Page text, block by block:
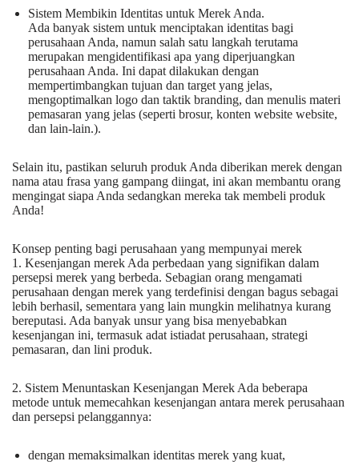
Sistem Membikin Identitas untuk Merek Anda.
Ada banyak sistem untuk menciptakan identitas bagi
perusahaan Anda, namun salah satu langkah terutama
merupakan mengidentifikasi apa yang diperjuangkan
perusahaan Anda. Ini dapat dilakukan dengan
mempertimbangkan tujuan dan target yang jelas,
mengoptimalkan logo dan taktik branding, dan menulis materi
pemasaran yang jelas (seperti brosur, konten website website,
dan lain-lain.).
Selain itu, pastikan seluruh produk Anda diberikan merek dengan
nama atau frasa yang gampang diingat, ini akan membantu orang
mengingat siapa Anda sedangkan mereka tak membeli produk
Anda!
Konsep penting bagi perusahaan yang mempunyai merek
1. Kesenjangan merek Ada perbedaan yang signifikan dalam
persepsi merek yang berbeda. Sebagian orang mengamati
perusahaan dengan merek yang terdefinisi dengan bagus sebagai
lebih berhasil, sementara yang lain mungkin melihatnya kurang
bereputasi. Ada banyak unsur yang bisa menyebabkan
kesenjangan ini, termasuk adat istiadat perusahaan, strategi
pemasaran, dan lini produk.
2. Sistem Menuntaskan Kesenjangan Merek Ada beberapa
metode untuk memecahkan kesenjangan antara merek perusahaan
dan persepsi pelanggannya:
dengan memaksimalkan identitas merek yang kuat,